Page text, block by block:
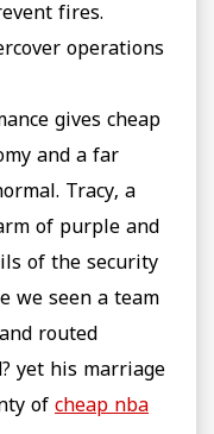
fires.
operations
gives cheap
and a far
Tracy, a
of purple and
of the security
we seen a team
routed
yet his marriage
of cheap nba